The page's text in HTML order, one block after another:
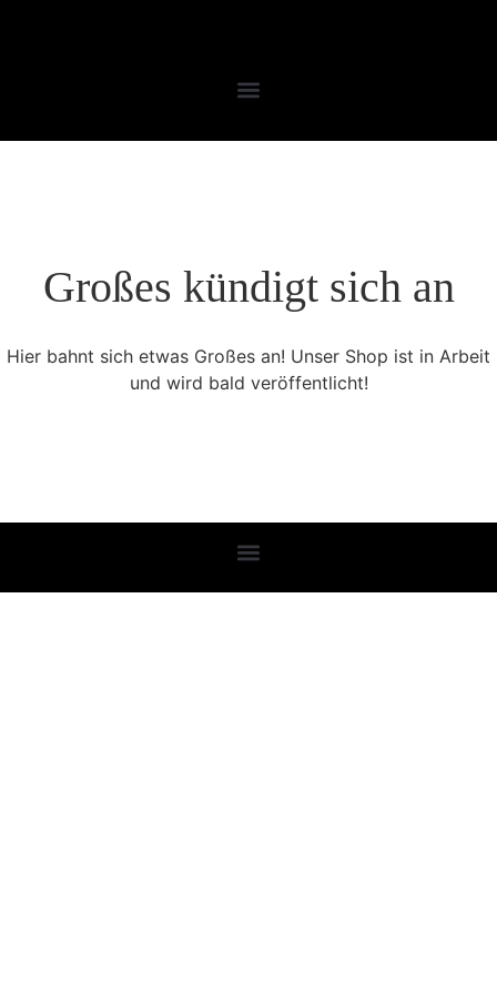
Großes kündigt sich an
Hier bahnt sich etwas Großes an! Unser Shop ist in Arbeit
und wird bald veröffentlicht!